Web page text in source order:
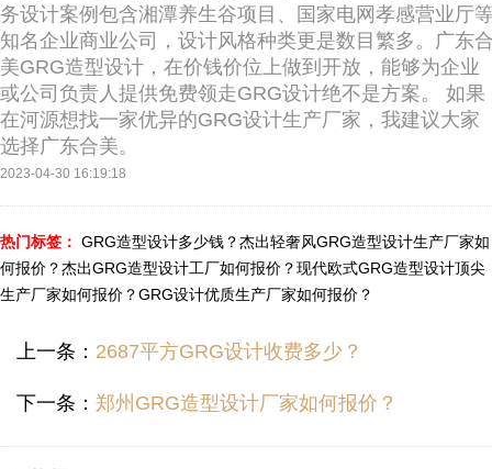
务设计案例包含湘潭养生谷项目、国家电网孝感营业厅
知名企业商业公司，设计风格种类更是数目繁多。广东
美GRG造型设计，在价钱价位上做到开放，能够为企业
或公司负责人提供免费领走GRG设计绝不是方案。 如果
在河源想找一家优异的GRG设计生产厂家，我建议大家
选择广东合美。
2023-04-30 16:19:18
热门标签： GRG造型设计多少钱？杰出轻奢风GRG造型设计生产厂家如
何报价？杰出GRG造型设计工厂如何报价？现代欧式GRG造型设计顶尖
生产厂家如何报价？GRG设计优质生产厂家如何报价？
上一条： 2687平方GRG设计收费多少？
下一条： 郑州GRG造型设计厂家如何报价？